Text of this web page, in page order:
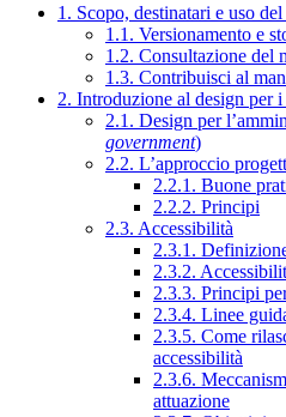
1. Scopo, destinatari e uso
1.1. Versionamento e
1.2. Consultazione del
1.3. Contribuisci al
2. Introduzione al design per
2.1. Design per
government)
2.2. L’approccio
2.2.1. Buone
2.2.2. Principi
2.3. Accessibilità
2.3.1.
2.3.2.
2.3.3. Principi
2.3.4. Linee
2.3.5. Come
accessibilità
2.3.6.
attuazione